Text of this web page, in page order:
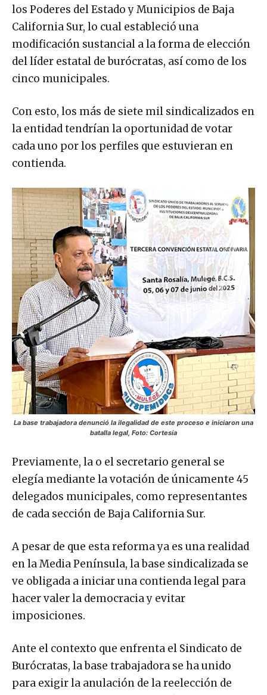
los Poderes del Estado y Municipios de Baja
California Sur, lo cual estableció una
modificación sustancial a la forma de elección
del líder estatal de burócratas, así como de los
cinco municipales.
Con esto, los más de siete mil sindicalizados en
la entidad tendrían la oportunidad de votar
cada uno por los perfiles que estuvieran en
contienda.
La base trabajadora denunció la ilegalidad de este proceso e iniciaron una
batalla legal, Foto: Cortesía
Previamente, la o el secretario general se
elegía mediante la votación de únicamente 45
delegados municipales, como representantes
de cada sección de Baja California Sur.
A pesar de que esta reforma ya es una realidad
en la Media Península, la base sindicalizada se
ve obligada a iniciar una contienda legal para
hacer valer la democracia y evitar
imposiciones.
Ante el contexto que enfrenta el Sindicato de
Burócratas, la base trabajadora se ha unido
para exigir la anulación de la reelección de